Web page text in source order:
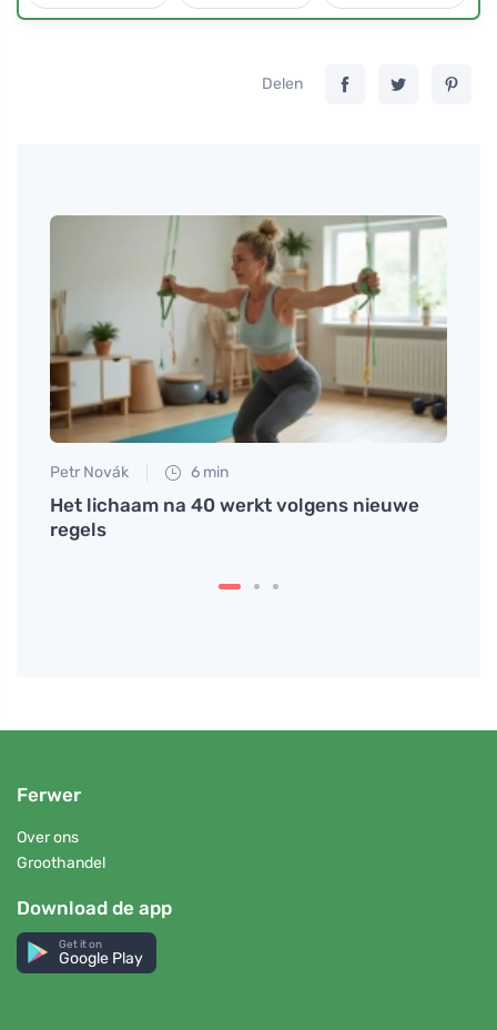
Delen
Petr Novák 6 min
Het lichaam na 40 werkt volgens nieuwe
regels
Ferwer
Over ons
Groothandel
Download de app
Get it on
Google Play